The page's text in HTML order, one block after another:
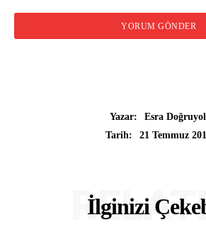
Yazar:
Esra Doğruyol
Tarih:
21 Temmuz
İlginizi